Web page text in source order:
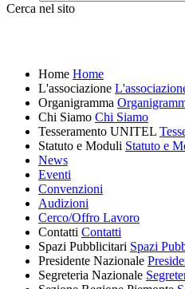
Cerca nel sito
Home Home
L'associazione
Organigramma
Chi Siamo Chi Siamo
Tesseramento UNITEL
Statuto e Moduli Statuto e
News
Eventi
Convenzioni
Audizioni
Cerco/Offro Lavoro
Contatti Contatti
Spazi Pubblicitari Spazi
Presidente Nazionale
Segreteria Nazionale